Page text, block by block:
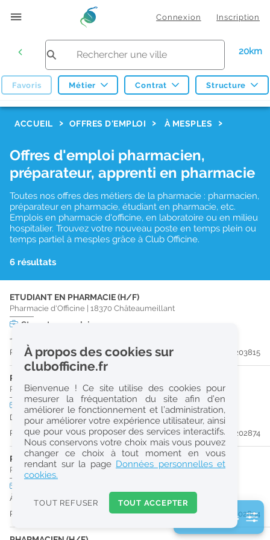
Connexion Inscription
20km
Favoris Métier Contrat Structure
Réinitialiser
2
0
k
Consulter les offres de la France d'outre-mer
ACCUEIL OFFRES D'EMPLOI À MESPLES
Offres d'emploi pharmacien,
préparateur, apprenti en pharmacie
Toutes nos offres des métiers de la pharmacie : pharmacien,
préparateur en pharmacie, étudiant en pharmacie, etc.
Emplois en pharmacie d'officine, en laboratoire ou en milieu
hospitalier. Trouvez votre nouveau poste en temps plein ou
temps partiel à mesples grâce à Club Officine.
6 résultats
ETUDIANT EN PHARMACIE (H/F)
Pharmacie d'Officine 18370 Châteaumeillant
Stage temps plein
Jusqu'au 23/09/26
Publiée il y a 8 jour(s)
#203815
PHARMACIEN (H/F)
Pharmacie d'Officine|03410 Domérat
temps plein
Dès que possible
Publiée il y a 21 jour(s)
#202874
PHARMACIEN (H/F)
Pharmacie d'Officine 03100 Montluçon
À partir du 30/09/26
Publiée il y a 21 jour(s)
#202854
2 filtre(s) actifs
À propos des cookies sur
clubofficine.fr
Bienvenue ! Ce site utilise des cookies pour
mesurer la fréquentation du site afin d’en
améliorer le fonctionnement et l’administration,
pour améliorer votre expérience utilisateur, ainsi
que pour vous proposer des services interactifs.
Nous conservons votre choix mais vous pouvez
changer ce choix à tout moment en vous
rendant sur la page Données personnelles et
cookies.
TOUT REFUSER TOUT ACCEPTER